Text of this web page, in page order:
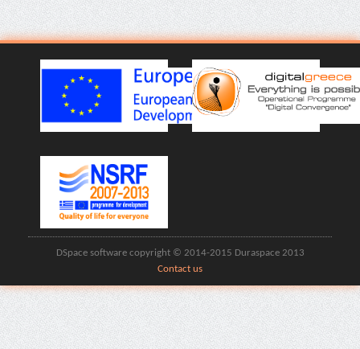
DSpace software copyright © 2014-2015 Duraspace 2013
Contact us